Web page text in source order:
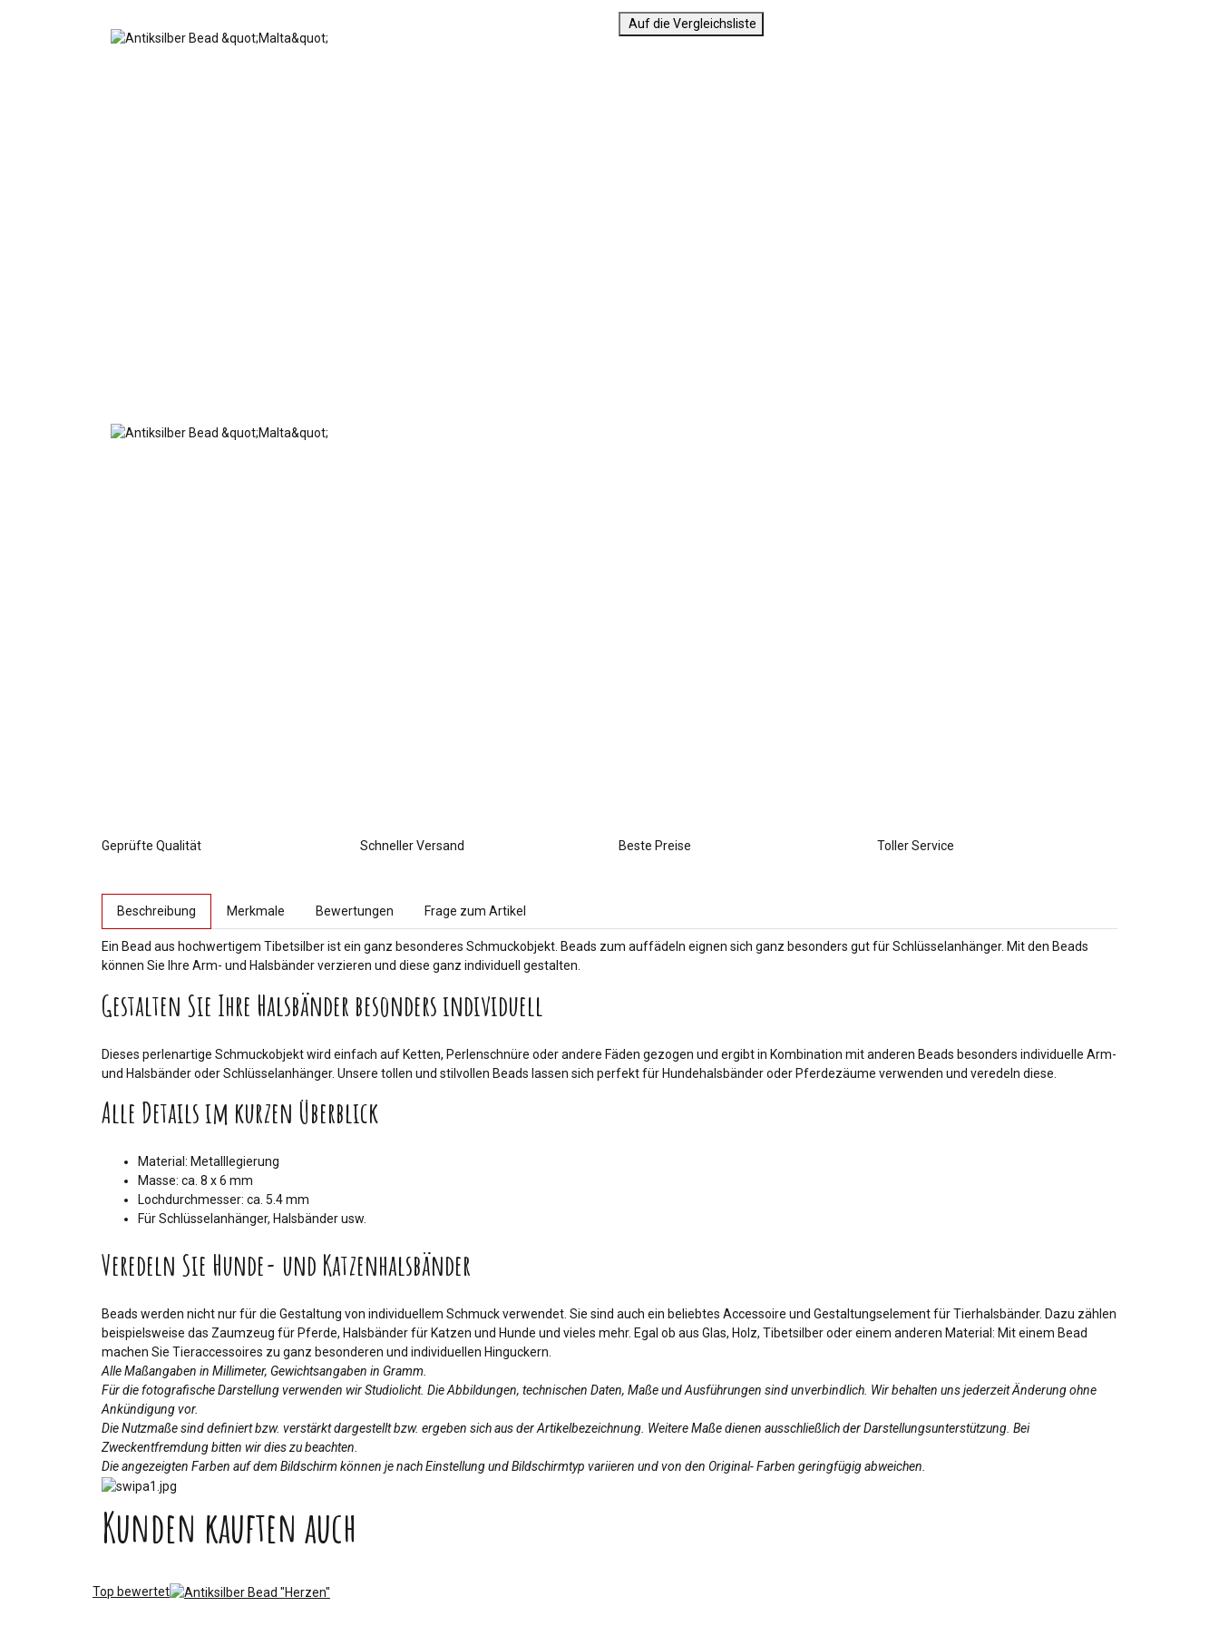
Auf die Vergleichsliste
Geprüfte Qualität Schneller Versand Beste Preise Toller Service
Beschreibung Merkmale Bewertungen Frage zum Artikel
Ein Bead aus hochwertigem Tibetsilber ist ein ganz besonderes Schmuckobjekt. Beads zum auffädeln eignen sich ganz besonders gut für Schlüsselanhänger. Mit den Beads
können Sie Ihre Arm- und Halsbänder verzieren und diese ganz individuell gestalten.
Gestalten Sie Ihre Halsbänder besonders individuell
Dieses perlenartige Schmuckobjekt wird einfach auf Ketten, Perlenschnüre oder andere Fäden gezogen und ergibt in Kombination mit anderen Beads besonders individuelle Arm-
und Halsbänder oder Schlüsselanhänger. Unsere tollen und stilvollen Beads lassen sich perfekt für Hundehalsbänder oder Pferdezäume verwenden und veredeln diese.
Alle Details im kurzen Überblick
Material: Metalllegierung
Masse: ca. 8 x 6 mm
Lochdurchmesser: ca. 5.4 mm
Für Schlüsselanhänger, Halsbänder usw.
Veredeln Sie Hunde- und Katzenhalsbänder
Beads werden nicht nur für die Gestaltung von individuellem Schmuck verwendet. Sie sind auch ein beliebtes Accessoire und Gestaltungselement für Tierhalsbänder. Dazu zählen
beispielsweise das Zaumzeug für Pferde, Halsbänder für Katzen und Hunde und vieles mehr. Egal ob aus Glas, Holz, Tibetsilber oder einem anderen Material: Mit einem Bead
machen Sie Tieraccessoires zu ganz besonderen und individuellen Hinguckern.
Alle Maßangaben in Millimeter, Gewichtsangaben in Gramm.
Für die fotografische Darstellung verwenden wir Studiolicht. Die Abbildungen, technischen Daten, Maße und Ausführungen sind unverbindlich. Wir behalten uns jederzeit Änderung ohne
Ankündigung vor.
Die Nutzmaße sind definiert bzw. verstärkt dargestellt bzw. ergeben sich aus der Artikelbezeichnung. Weitere Maße dienen ausschließlich der Darstellungsunterstützung. Bei
Zweckentfremdung bitten wir dies zu beachten.
Die angezeigten Farben auf dem Bildschirm können je nach Einstellung und Bildschirmtyp variieren und von den Original- Farben geringfügig abweichen.
Kunden kauften auch
Top bewertet